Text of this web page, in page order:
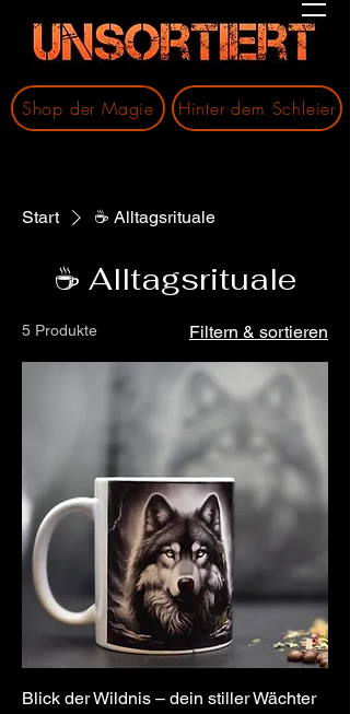
Shop der Magie Hinter dem Schleier
Start ☕ Alltagsrituale
☕ Alltagsrituale
5 Produkte Filtern & sortieren
Blick der Wildnis – dein stiller Wächter